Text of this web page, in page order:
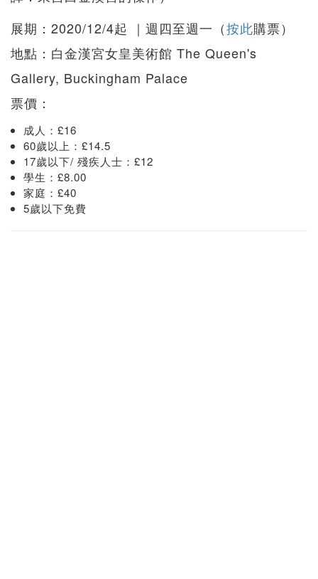
展期：2020/12/4起 ｜週四至週一（按此購票）
地點：白金漢宮女皇美術館 The Queen's
Gallery, Buckingham Palace
票價：
成人：£16
60歲以上：£14.5
17歲以下/ 殘疾人士：£12
學生：£8.00
家庭：£40
5歲以下免費